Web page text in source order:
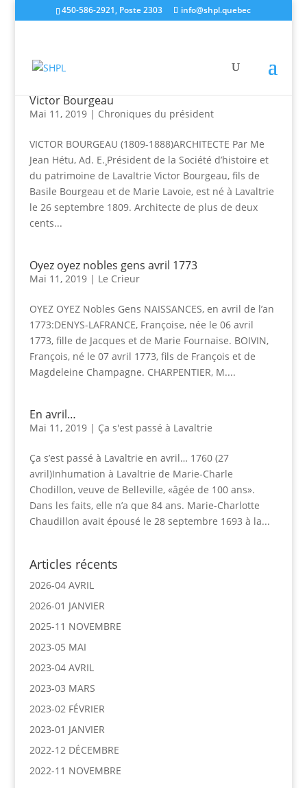
450-586-2921, Poste 2303 info@shpl.quebec
Victor Bourgeau
Mai 11, 2019| Chroniques du président
VICTOR BOURGEAU (1809-1888)ARCHITECTE Par Me
Jean Hétu, Ad. E.¸Président de la Société d’histoire et
du patrimoine de Lavaltrie Victor Bourgeau, fils de
Basile Bourgeau et de Marie Lavoie, est né à Lavaltrie
le 26 septembre 1809. Architecte de plus de deux
cents...
Oyez oyez nobles gens avril 1773
Mai 11, 2019| Le Crieur
OYEZ OYEZ Nobles Gens NAISSANCES, en avril de l’an
1773:DENYS-LAFRANCE, Françoise, née le 06 avril
1773, fille de Jacques et de Marie Fournaise. BOIVIN,
François, né le 07 avril 1773, fils de François et de
Magdeleine Champagne. CHARPENTIER, M....
En avril…
Mai 11, 2019| Ça s'est passé à Lavaltrie
Ça s’est passé à Lavaltrie en avril… 1760 (27
avril)Inhumation à Lavaltrie de Marie-Charle
Chodillon, veuve de Belleville, «âgée de 100 ans».
Dans les faits, elle n’a que 84 ans. Marie-Charlotte
Chaudillon avait épousé le 28 septembre 1693 à la...
Articles récents
2026-04 AVRIL
2026-01 JANVIER
2025-11 NOVEMBRE
2023-05 MAI
2023-04 AVRIL
2023-03 MARS
2023-02 FÉVRIER
2023-01 JANVIER
2022-12 DÉCEMBRE
2022-11 NOVEMBRE